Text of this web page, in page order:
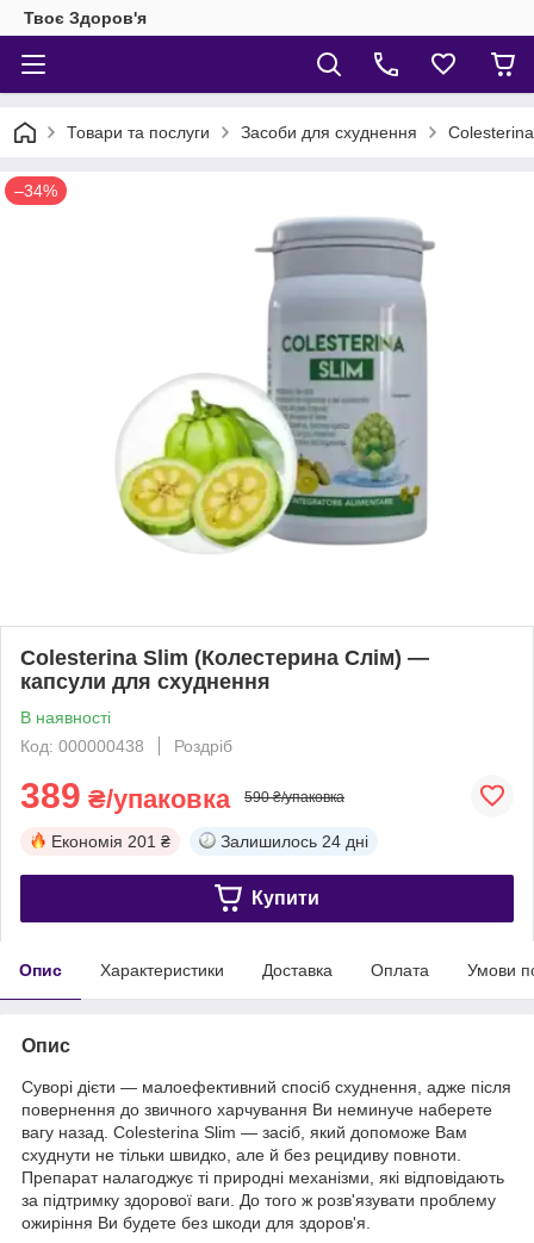
Твоє Здоров'я
Товари та послуги Засоби для схуднення
–34%
Colesterina Slim (Колестерина Слім) —
капсули для схуднення
В наявності
Код: 000000438
Роздріб
389 ₴/упаковка 590 ₴/упаковка
Економія 201 ₴ Залишилось 24 дні
Купити
Опис Характеристики Доставка Оплата Умови
Опис
Суворі дієти — малоефективний спосіб схуднення, адже після
повернення до звичного харчування Ви неминуче наберете
вагу назад. Colesterina Slim — засіб, який допоможе Вам
схуднути не тільки швидко, але й без рецидиву повноти.
Препарат налагоджує ті природні механізми, які відповідають
за підтримку здорової ваги. До того ж розв'язувати проблему
ожиріння Ви будете без шкоди для здоров'я.